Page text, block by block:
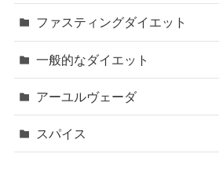
ファスティングダイエット
一般的なダイエット
アーユルヴェーダ
スパイス